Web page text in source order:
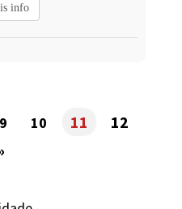
info
9 10 11
12